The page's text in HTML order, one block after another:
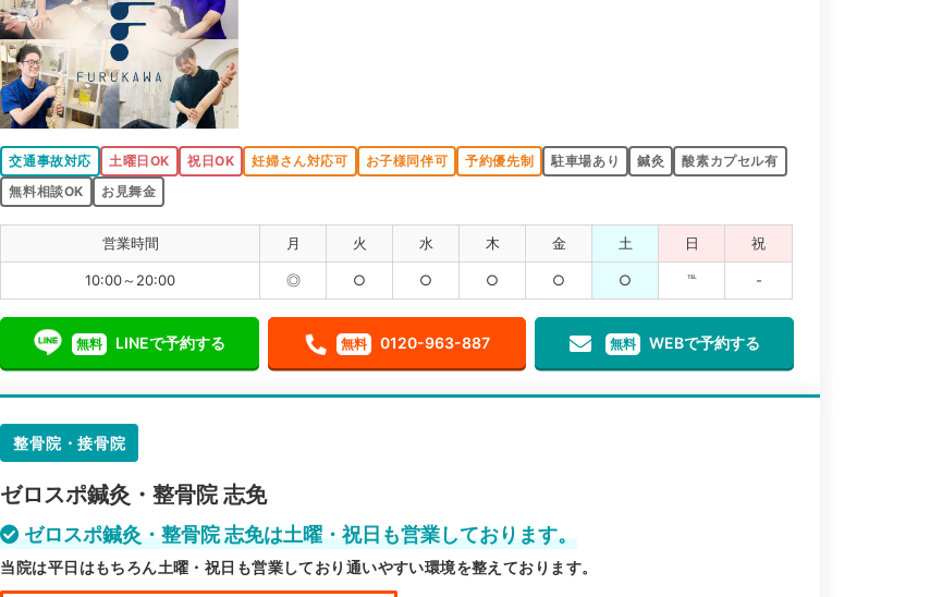
交通事故対応 土曜日OK 祝日OK 妊婦さん対応可 お子様同伴可 予約優先制 駐車場あり 鍼灸
酸素カプセル有
無料相談OK
お見舞金
営業時間 月 火 水 木 金 土 日 祝
10:00～20:00 ◎ ○ ○ ○ ○ ○ ℡ -
無料 LINEで予約する 無料 0120-963-887 無料 WEBで予約する
整骨院・接骨院
ゼロスポ鍼灸・整骨院 志免
ゼロスポ鍼灸・整骨院 志免は土曜・祝日も営業しております。
当院は平日はもちろん土曜・祝日も営業しており通いやすい環境を整えております。